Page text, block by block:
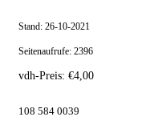
Stand: 26-10-2021
Seitenaufrufe: 2396
vdh-Preis: €4,00
108 584 0039